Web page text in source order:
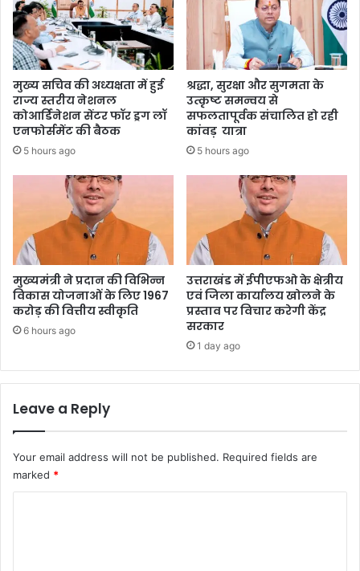
मुख्य सचिव की अध्यक्षता में हुई
राज्य स्तरीय नेशनल
कोआर्डिनेशन सेंटर फॉर ड्रग लॉ
एनफोर्समेंट की बैठक
5 hours ago
श्रद्धा, सुरक्षा और सुगमता के
उत्कृष्ट समन्वय से
सफलतापूर्वक संचालित हो रही
कांवड़ यात्रा
5 hours ago
मुख्यमंत्री ने प्रदान की विभिन्न
विकास योजनाओं के लिए 1967
करोड़ की वित्तीय स्वीकृति
6 hours ago
उत्तराखंड में ईपीएफओ के क्षेत्रीय
एवं जिला कार्यालय खोलने के
प्रस्ताव पर विचार करेगी केंद्र
सरकार
1 day ago
Leave a Reply
Your email address will not be published. Required fields are
marked *